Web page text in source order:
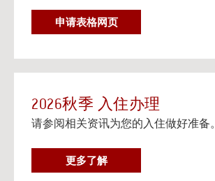
申请表格网页
2026秋季 入住办理
请参阅相关资讯为您的入住做好准备。
更多了解2
0